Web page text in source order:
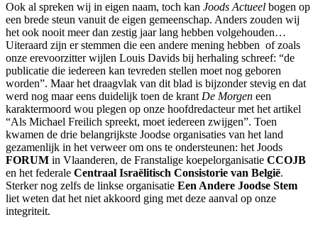
Ook al spreken wij in eigen naam, toch kan Joods Actueel bogen op
een brede steun vanuit de eigen gemeenschap. Anders zouden wij
het ook nooit meer dan zestig jaar lang hebben volgehouden…
Uiteraard zijn er stemmen die een andere mening hebben of zoals
onze erevoorzitter wijlen Louis Davids bij herhaling schreef: “de
publicatie die iedereen kan tevreden stellen moet nog geboren
worden”. Maar het draagvlak van dit blad is bijzonder stevig en dat
werd nog maar eens duidelijk toen de krant De Morgen een
karaktermoord wou plegen op onze hoofdredacteur met het artikel
“Als Michael Freilich spreekt, moet iedereen zwijgen”. Toen
kwamen de drie belangrijkste Joodse organisaties van het land
gezamenlijk in het verweer om ons te ondersteunen: het Joods
FORUM in Vlaanderen, de Franstalige koepelorganisatie CCOJB
en het federale Centraal Israëlitisch Consistorie van België.
Sterker nog zelfs de linkse organisatie Een Andere Joodse Stem
liet weten dat het niet akkoord ging met deze aanval op onze
integriteit.